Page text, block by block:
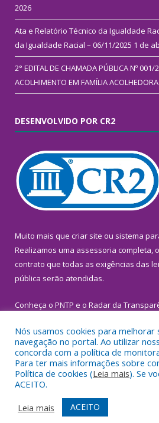
2026
Ata e Relatório Técnico da Igualdade
da Igualdade Racial – 06/11/2025 1 de
2° EDITAL DE CHAMADA PÚBLICA Nº 001/
ACOLHIMENTO EM FAMÍLIA ACOLHEDORA
DESENVOLVIDO POR CR2
Muito mais que criar site ou sistema
Realizamos uma assessoria completa,
contrato que todas as exigências das
pública serão atendidas.
Conheça o PNTP e o Radar da
Todos os direitos reservados a
Inhangapi.
Mapa do Site
Acessar Área
Acessar Webmail
Nós usamos cookies para melhorar
navegação no portal. Ao utilizar
concorda com a política de
Para ter mais informações sobre
Política de cookies (Leia mais). Se
ACEITO.
Leia mais
ACEITO